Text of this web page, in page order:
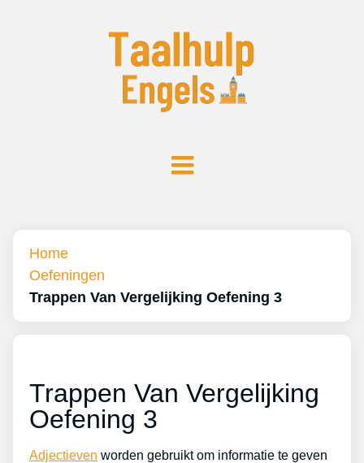
Home
Oefeningen
Trappen Van Vergelijking Oefening 3
Trappen Van Vergelijking
Oefening 3
Adjectieven worden gebruikt om informatie te geven